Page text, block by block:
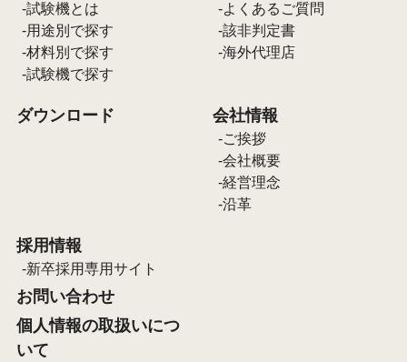
試験機とは
用途別で探す
材料別で探す
試験機で探す
よくあるご質問
該非判定書
海外代理店
ダウンロード 会社情報
ご挨拶
会社概要
経営理念
沿革
採用情報
新卒採用専用サイト
お問い合わせ
個人情報の取扱いにつ
いて